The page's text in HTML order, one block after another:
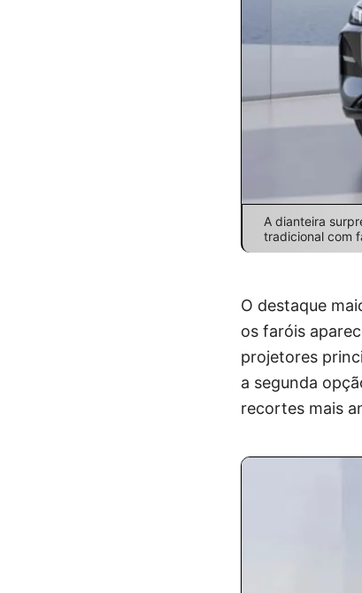
A dianteira
tradicional com
O destaque
os faróis
projetores
a segunda
recortes mais